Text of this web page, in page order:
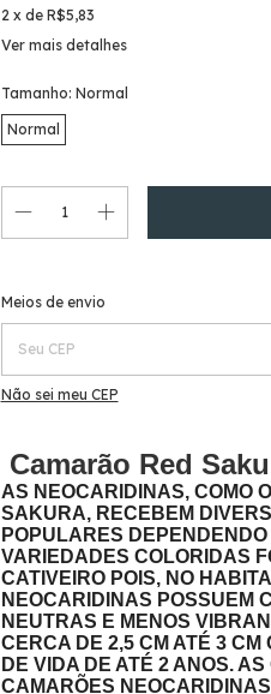
2 x de R$5,83
Ver mais detalhes
Tamanho: Normal
Normal
Entregas para o CEP:
Meios de envio
Não sei meu CEP
Camarão Red
AS NEOCARIDINAS, COMO
SAKURA, RECEBEM
POPULARES
VARIEDADES COLORIDAS
CATIVEIRO POIS, NO
NEOCARIDINAS POSSUEM
NEUTRAS E MENOS
CERCA DE 2,5 CM ATÉ 3 CM
DE VIDA DE ATÉ 2 ANOS.
CAMARÕES